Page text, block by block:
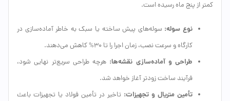
کمتر از پنج ماه رسیده است.
نوع سوله: سوله‌های پیش ساخته یا سبک به خاطر آماده‌سازی در
کارگاه و سرعت نصب، زمان اجرا را تا 30% کاهش می‌دهند.
طراحی و آماده‌سازی نقشه‌ها: هرچه طراحی سریع‌تر نهایی شود،
فرآیند ساخت زودتر آغاز خواهد شد.
تأمین متریال و تجهیزات: تاخیر در تأمین فولاد یا تجهیزات باعث